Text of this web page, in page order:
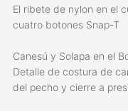
El ribete de nylon en el
cuatro botones Snap-T
Canesú y Solapa en el
Detalle de costura de
del pecho y cierre a